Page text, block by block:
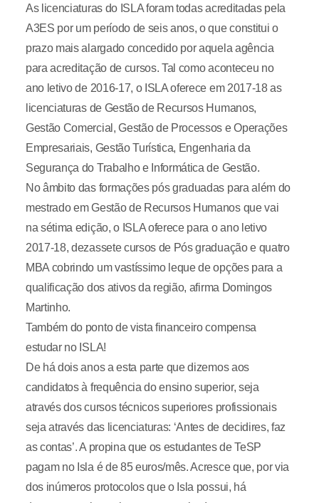
As licenciaturas do ISLA foram todas acreditadas pela
A3ES por um período de seis anos, o que constitui o
prazo mais alargado concedido por aquela agência
para acreditação de cursos. Tal como aconteceu no
ano letivo de 2016-17, o ISLA oferece em 2017-18 as
licenciaturas de Gestão de Recursos Humanos,
Gestão Comercial, Gestão de Processos e Operações
Empresariais, Gestão Turística, Engenharia da
Segurança do Trabalho e Informática de Gestão.
No âmbito das formações pós graduadas para além do
mestrado em Gestão de Recursos Humanos que vai
na sétima edição, o ISLA oferece para o ano letivo
2017-18, dezassete cursos de Pós graduação e quatro
MBA cobrindo um vastíssimo leque de opções para a
qualificação dos ativos da região, afirma Domingos
Martinho.
Também do ponto de vista financeiro compensa
estudar no ISLA!
De há dois anos a esta parte que dizemos aos
candidatos à frequência do ensino superior, seja
através dos cursos técnicos superiores profissionais
seja através das licenciaturas: ‘Antes de decidires, faz
as contas’. A propina que os estudantes de TeSP
pagam no Isla é de 85 euros/mês. Acresce que, por via
dos inúmeros protocolos que o Isla possui, há